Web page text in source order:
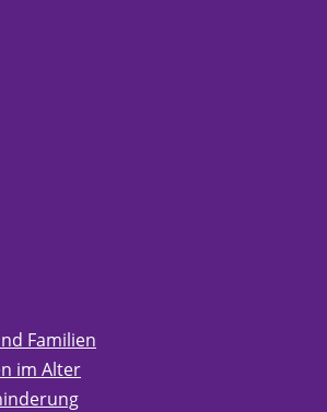
Familien
im Alter